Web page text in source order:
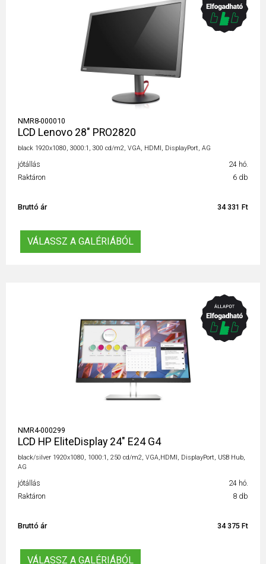
NMR8-000010
LCD Lenovo 28" PRO2820
black 1920x1080, 3000:1, 300 cd/m2, VGA, HDMI, DisplayPort, AG
jótállás
24 hó.
Raktáron
6 db
Bruttó ár 34 331 Ft
VÁLASSZ A GALÉRIÁBÓL
NMR4-000299
LCD HP EliteDisplay 24" E24 G4
black/silver 1920x1080, 1000:1, 250 cd/m2, VGA,HDMI, DisplayPort, USB Hub,
AG
jótállás
24 hó.
Raktáron
8 db
Bruttó ár 34 375 Ft
VÁLASSZ A GALÉRIÁBÓL